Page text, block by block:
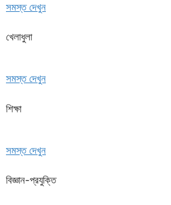
সমস্ত দেখুন
খেলাধুলা
সমস্ত দেখুন
শিক্ষা
সমস্ত দেখুন
বিজ্ঞান-প্রযুক্তি